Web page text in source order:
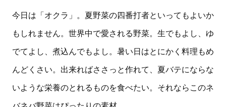
今日は「オクラ」。夏野菜の四番打者といってもよいか
もしれません。世界中で愛される野菜。生でもよし、ゆ
でてよし、煮込んでもよし。暑い日はとにかく料理もめ
んどくさい。出来ればささっと作れて、夏バテにならな
いような栄養のとれるものを食べたい。それならこのネ